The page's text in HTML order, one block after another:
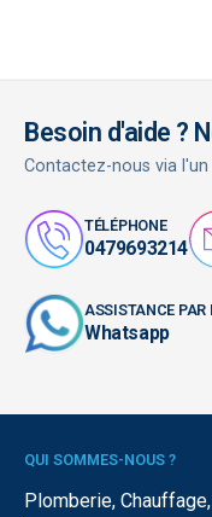
Besoin d'aide ?
Contactez-nous via
TÉLÉPHONE
0479693214
ASSISTANCE PAR
Whatsapp
QUI SOMMES-NOUS ?
Plomberie,